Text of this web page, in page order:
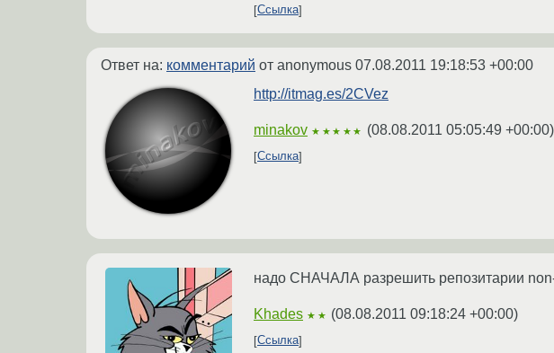
Ссылка
Ответ на: комментарий от anonymous 07.08.2011 19:18:53 +00:00
http://itmag.es/2CVez
minakov ★★★★★ (08.08.2011 05:05:49 +00:00)
Ссылка
надо СНАЧАЛА разрешить репозитарии
Khades ★★ (08.08.2011 09:18:24 +00:00)
Ссылка